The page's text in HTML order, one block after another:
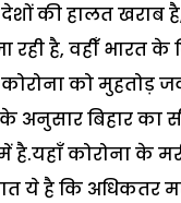
की हालत खराब
रही है, वहीँ भारत के
कोरोना को मुहतोड़
अनुसार बिहार का
है.यहाँ कोरोना के
ये है कि अधिकतर